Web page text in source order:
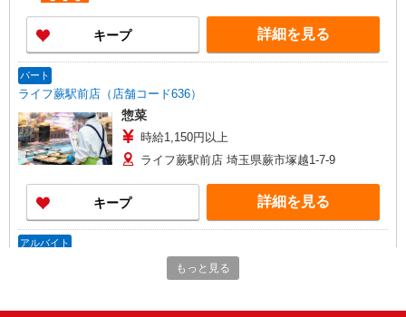
キープ 詳細を見る
パート
ライフ蕨駅前店（店舗コード636）
惣菜
時給1,150円以上
ライフ蕨駅前店 埼玉県蕨市塚越1-7-9
キープ 詳細を見る
アルバイト
ライフ蕨駅前店（店舗コード636）
（早朝）荷受け・商品陳列
もっと見る